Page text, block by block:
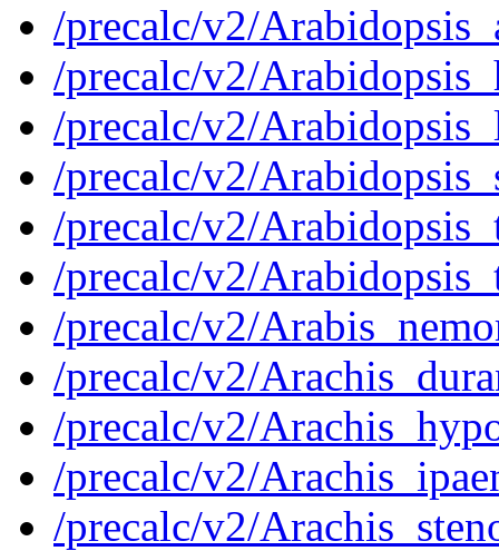
/precalc/v2/
/precalc/v2/
/precalc/v2/
/precalc/v2/
/precalc/v2/
/precalc/v2/
/precalc/v2/
/precalc/v2/
/precalc/v2/
/precalc/v2/
/precalc/v2/